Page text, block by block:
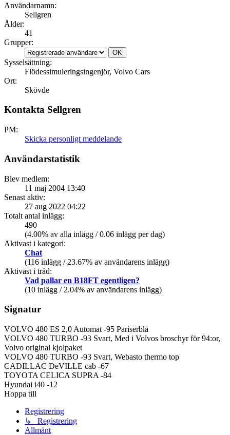
Användarnamn:
Sellgren
Ålder:
41
Grupper:
Sysselsättning:
Flödessimuleringsingenjör, Volvo Cars
Ort:
Skövde
Kontakta Sellgren
PM:
Skicka personligt meddelande
Användarstatistik
Blev medlem:
11 maj 2004 13:40
Senast aktiv:
27 aug 2022 04:22
Totalt antal inlägg:
490
(4.00% av alla inlägg / 0.06 inlägg per dag)
Aktivast i kategori:
Chat
(116 inlägg / 23.67% av användarens inlägg)
Aktivast i tråd:
Vad pallar en B18FT egentligen?
(10 inlägg / 2.04% av användarens inlägg)
Signatur
VOLVO 480 ES 2,0 Automat -95 Pariserblå
VOLVO 480 TURBO -93 Svart, Med i Volvos broschyr för 94:or,
Volvo original kjolpaket
VOLVO 480 TURBO -93 Svart, Webasto thermo top
CADILLAC DeVILLE cab -67
TOYOTA CELICA SUPRA -84
Hyundai i40 -12
Hoppa till
Registrering
↳ Registrering
Allmänt